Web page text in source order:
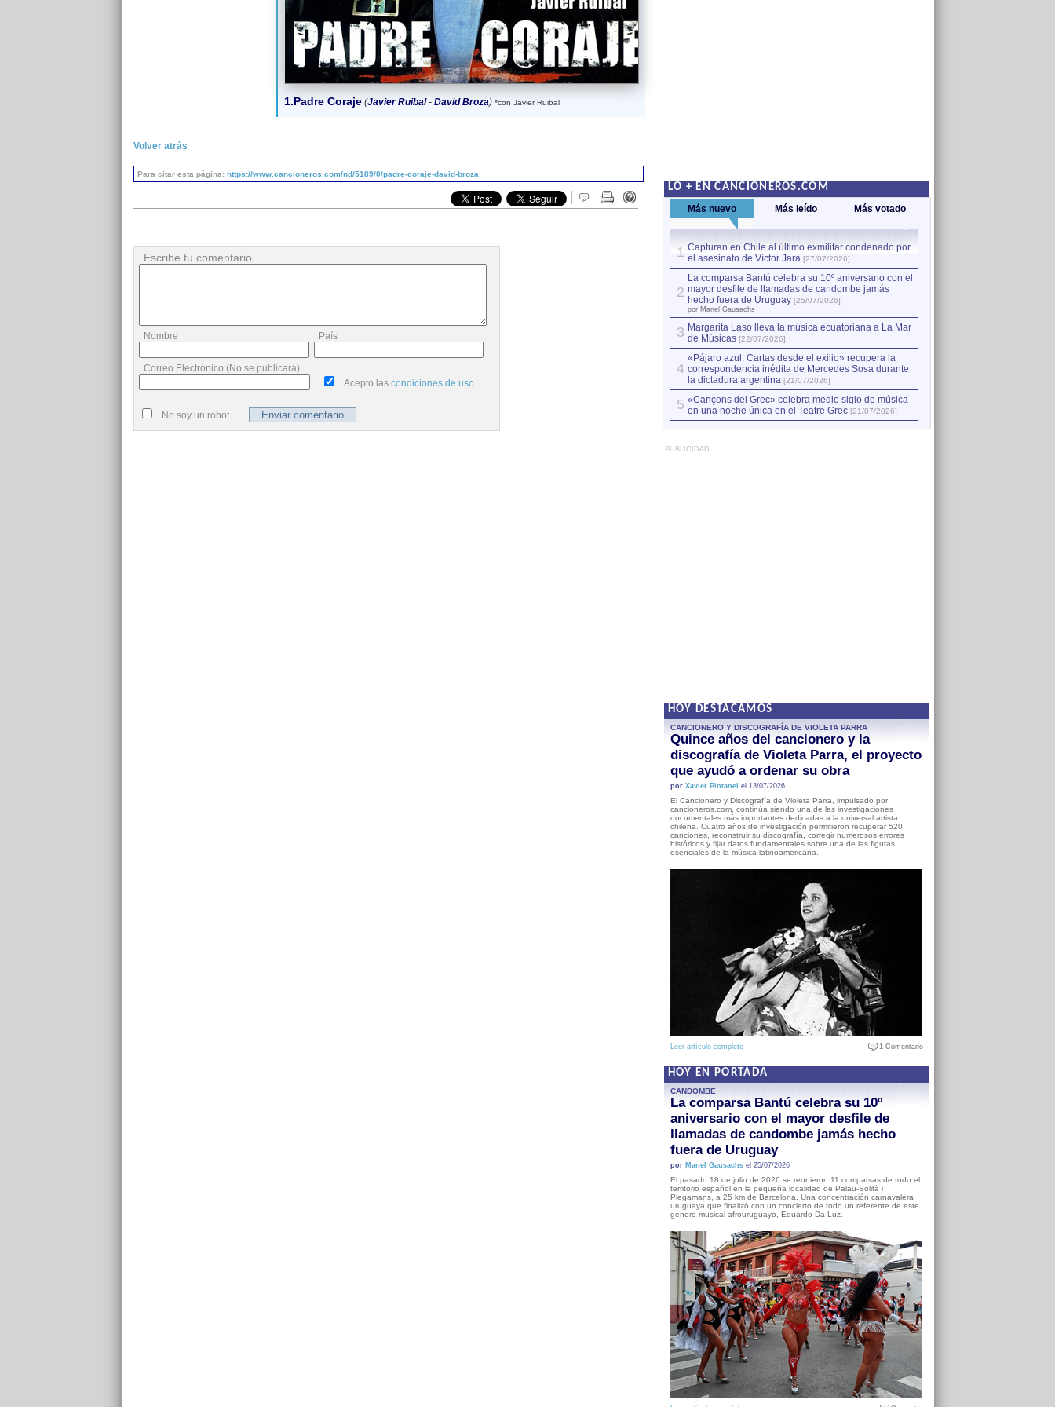
1.Padre Coraje (Javier Ruibal- David Broza)*con Javier Ruibal
Volver atrás
Para citar esta página: https://www.cancioneros.com/nd/5189/0/padre-coraje-david-broza
Escribe tu comentario
Nombre País
Correo Electrónico (No se publicará)
Acepto las condiciones de uso
No soy un robot
LO + EN CANCIONEROS.COM
Más nuevo Más leído Más votado
1 Capturan en Chile al último exmilitar condenado por
el asesinato de Víctor Jara [27/07/2026]
2
La comparsa Bantú celebra su 10º aniversario con el
mayor desfile de llamadas de candombe jamás
hecho fuera de Uruguay [25/07/2026]
por Manel Gausachs
3 Margarita Laso lleva la música ecuatoriana a La Mar
de Músicas [22/07/2026]
4
«Pájaro azul. Cartas desde el exilio» recupera la
correspondencia inédita de Mercedes Sosa durante
la dictadura argentina [21/07/2026]
5 «Cançons del Grec» celebra medio siglo de música
en una noche única en el Teatre Grec [21/07/2026]
PUBLICIDAD
HOY DESTACAMOS
CANCIONERO Y DISCOGRAFÍA DE VIOLETA PARRA
Quince años del cancionero y la
discografía de Violeta Parra, el proyecto
que ayudó a ordenar su obra
por Xavier Pintanel el 13/07/2026
El Cancionero y Discografía de Violeta Parra, impulsado por
cancioneros.com, continúa siendo una de las investigaciones
documentales más importantes dedicadas a la universal artista
chilena. Cuatro años de investigación permitieron recuperar 520
canciones, reconstruir su discografía, corregir numerosos errores
históricos y fijar datos fundamentales sobre una de las figuras
esenciales de la música latinoamericana.
Leer artículo completo 1 Comentario
HOY EN PORTADA
CANDOMBE
La comparsa Bantú celebra su 10º
aniversario con el mayor desfile de
llamadas de candombe jamás hecho
fuera de Uruguay
por Manel Gausachsel 25/07/2026
El pasado 18 de julio de 2026 se reunieron 11 comparsas de todo el
territorio español en la pequeña localidad de Palau-Solità i
Plegamans, a 25 km de Barcelona. Una concentración carnavalera
uruguaya que finalizó con un concierto de todo un referente de este
género musical afrouruguayo, Eduardo Da Luz.